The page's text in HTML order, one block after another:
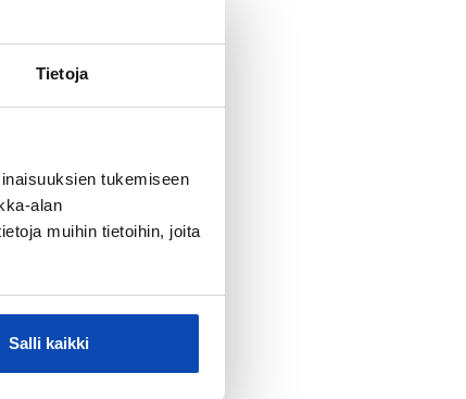
Tietoja
tukemiseen
alan
muihin tietoihin, joita
Salli kaikki